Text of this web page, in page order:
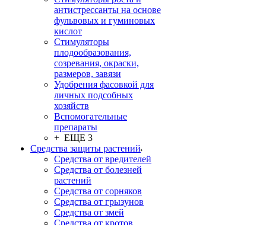
антистрессанты на основе
фульвовых и гуминовых
кислот
Стимуляторы
плодообразования,
созревания, окраски,
размеров, завязи
Удобрения фасовкой для
личных подсобных
хозяйств
Вспомогательные
препараты
+ ЕЩЕ 3
Средства защиты растений
Средства от вредителей
Средства от болезней
растений
Средства от сорняков
Средства от грызунов
Средства от змей
Средства от кротов